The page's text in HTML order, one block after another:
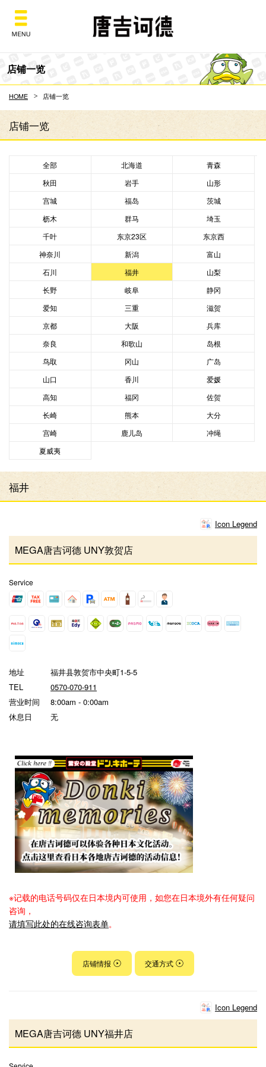
店铺一览
HOME 店铺一览
店铺一览
全部 北海道
青森
秋田
岩手
山形
宫城
福岛
茨城
枥木
群马
埼玉
千叶
东京23区
东京西
神奈川
新潟
富山
石川
福井
山梨
长野
岐阜
静冈
爱知
三重
滋贺
京都
大阪
兵库
奈良
和歌山
岛根
鸟取
冈山
广岛
山口
香川
爱媛
高知
福冈
佐贺
长崎
熊本
大分
宫崎
鹿儿岛
冲绳
夏威夷
福井
Icon Legend
MEGA唐吉诃德 UNY敦贺店
Service
地址
福井县敦贺市中央町1-5-5
TEL
0570-070-911
营业时间
8:00am - 0:00am
休息日
无
※记载的电话号码仅在日本境内可使用，如您在日本境外有任何疑问
咨询，
请填写此处的在线咨询表单。
店铺情报 交通方式
Icon Legend
MEGA唐吉诃德 UNY福井店